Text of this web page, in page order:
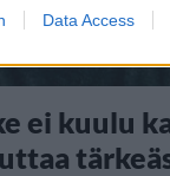
Data Access
ei kuulu